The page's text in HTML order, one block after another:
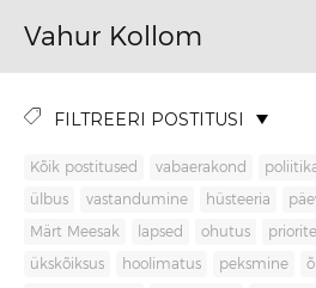
Vahur Kollom
FILTREERI POSTITUSI
Kõik postitused vabaerakond
ülbus vastandumine hüsteeria
Märt Meesak lapsed ohutus
ükskõiksus hoolimatus peksmine